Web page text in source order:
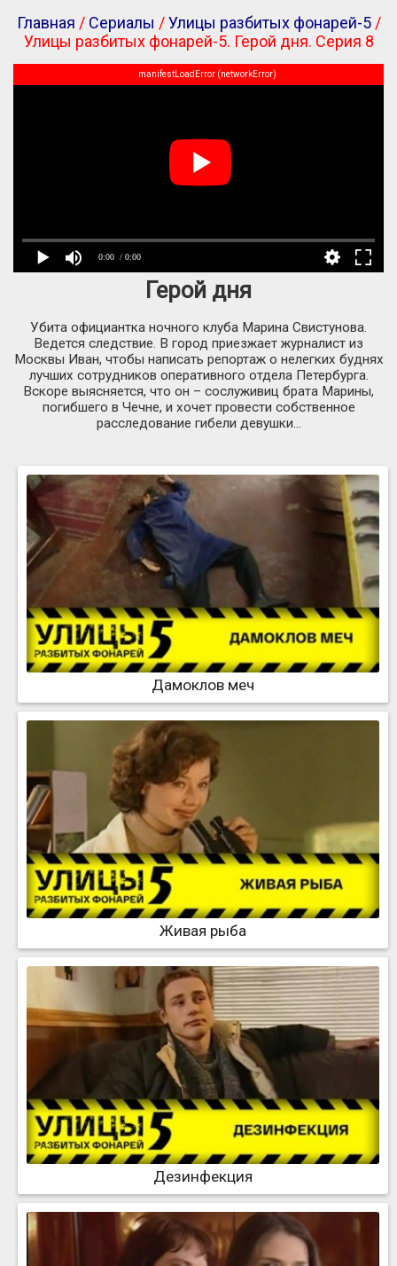
Главная / Сериалы /Улицы разбитых фонарей-5/
Улицы разбитых фонарей-5. Герой дня. Серия 8
0:00 / 0:00
manifestLoadError (networkError)
Герой дня
Убита официантка ночного клуба Марина Свистунова.
Ведется следствие. В город приезжает журналист из
Москвы Иван, чтобы написать репортаж о нелегких буднях
лучших сотрудников оперативного отдела Петербурга.
Вскоре выясняется, что он – сослуживиц брата Марины,
погибшего в Чечне, и хочет провести собственное
расследование гибели девушки…
Дамоклов меч
Живая рыба
Дезинфекция